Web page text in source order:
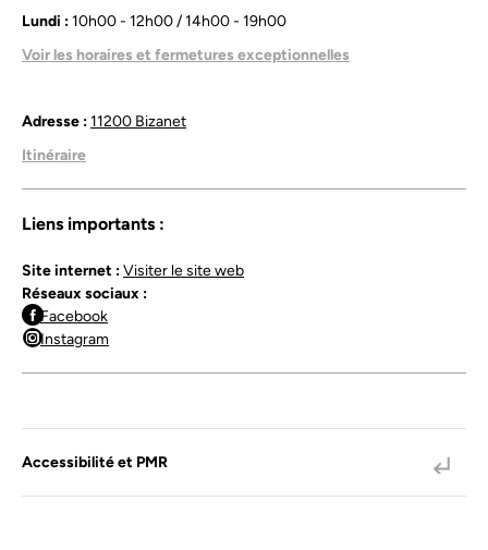
Lundi :10h00 - 12h00 / 14h00 - 19h00
Mercredi :10h00 - 12h00 / 14h00 - 19h00
Vendredi :10h00 - 12h00 / 14h00 - 19h00
Dimanche :
Voir les horaires et fermetures exceptionnelles
Adresse :11200 Bizanet
Itinéraire
Liens importants :
Site internet :Visiter le site web
Réseaux sociaux :
Facebook
Instagram
Accessibilité et PMR